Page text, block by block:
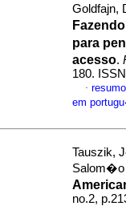
Goldfajn,
para
acesso.
180.
·
em
Tauszik,
no.2,